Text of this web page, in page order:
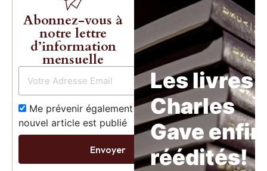
Abonnez-vous à
notre lettre
d’information
mensuelle
Me prévenir également dès qu’un
nouvel article est publié
Envoyer
Les livres
Charles
Gave enfin
réédités!